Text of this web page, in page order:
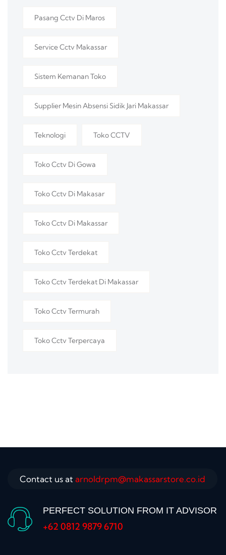
Pasang Cctv Di Maros
Service Cctv Makassar
Sistem Kemanan Toko
Supplier Mesin Absensi Sidik Jari Makassar
Teknologi Toko CCTV
Toko Cctv Di Gowa
Toko Cctv Di Makasar
Toko Cctv Di Makassar
Toko Cctv Terdekat
Toko Cctv Terdekat Di Makassar
Toko Cctv Termurah
Toko Cctv Terpercaya
Contact us at arnoldrpm@makassarstore.co.id
PERFECT SOLUTION FROM IT ADVISOR
+62 0812 9879 6710